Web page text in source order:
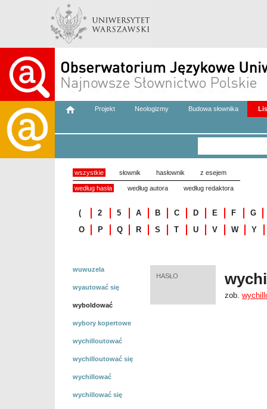
Projekt Neologizmy Budowa słownika
wszystkie słownik hasłownik z esejem
według hasła według autora według redaktora
( 2 5 A B C D E F
G
O
P Q R S T U V W Y
wuwuzela
wyautować się
wyboldować
wybory kopertowe
wychilloutować
wychilloutować się
wychillować
wychillować się
HASŁO
zob.